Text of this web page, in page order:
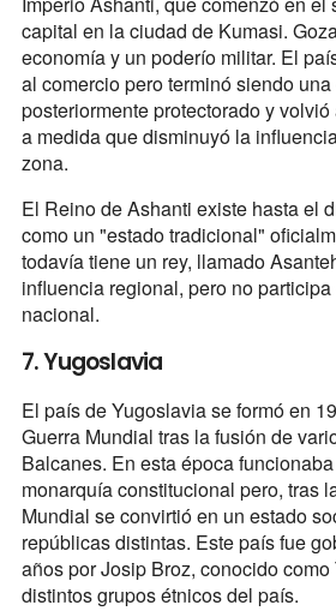
capital en la ciudad de Kumasi.
economía y un poderío militar. El
al comercio pero terminó siendo
posteriormente protectorado y
a medida que disminuyó la
zona.
El Reino de Ashanti existe hasta el
como un "estado tradicional"
todavía tiene un rey, llamado
influencia regional, pero no
nacional.
7. Yugoslavia
El país de Yugoslavia se formó en
Guerra Mundial tras la fusión de
Balcanes. En esta época
monarquía constitucional pero, tras
Mundial se convirtió en un estado
repúblicas distintas. Este país fue
años por Josip Broz, conocido
distintos grupos étnicos del país.